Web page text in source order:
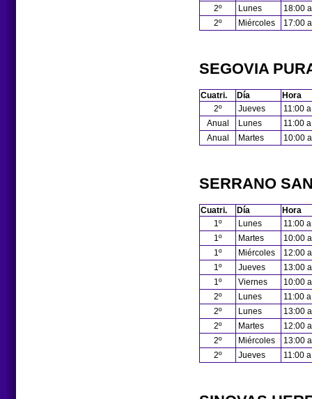
2º
Lunes
18:00
2º
Miércoles 17:00
SEGOVIA
Cuatri. Día
Hora
2º
Jueves
11:00
Anual
Lunes
11:00
Anual
Martes 10:00
SERRANO
Cuatri. Día
Hora
1º
Lunes
11:00
1º
Martes
10:00
1º
Miércoles
12:00
1º
Jueves
13:00
1º
Viernes
10:00
2º
Lunes
11:00
2º
Lunes
13:00
2º
Martes
12:00
2º
Miércoles
13:00
2º
Jueves 11:00